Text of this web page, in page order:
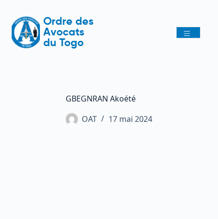
Ordre des
Avocats
du Togo
GBEGNRAN Akoété
OAT
17 mai 2024